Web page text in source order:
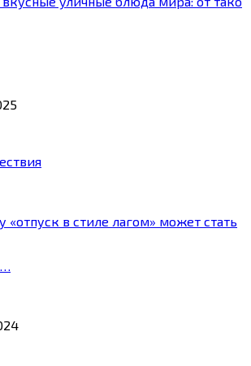
«отпуск в стиле лагом» может стать